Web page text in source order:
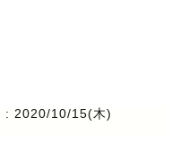
: 2020/10/15(木)